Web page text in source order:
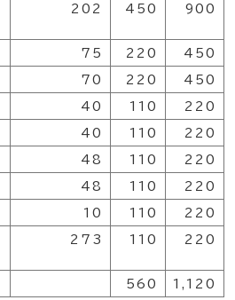
202 450 900
75 220 450
70 220 450
40 110 220
40 110 220
48 110 220
48 110 220
10 110 220
273 110 220
560 1,120